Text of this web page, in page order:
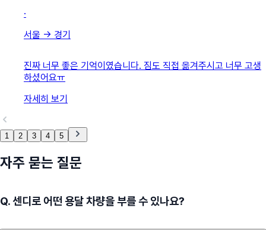
·
서울 → 경기
진짜 너무 좋은 기억이였습니다. 짐도 직접 옮겨주시고 너무 고생
하셨어요ㅠ
자세히 보기
1 2 3 4 5
자주 묻는 질문
Q.센디로 어떤 용달 차량을 부를 수 있나요?